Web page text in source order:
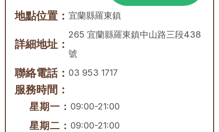
地點位置： 宜蘭縣羅東鎮
詳細地址：
265 宜蘭縣羅東鎮中山路三段438
號
聯絡電話： 03 953 1717
服務時間：
星期一： 09:00-21:00
星期二： 09:00-21:00